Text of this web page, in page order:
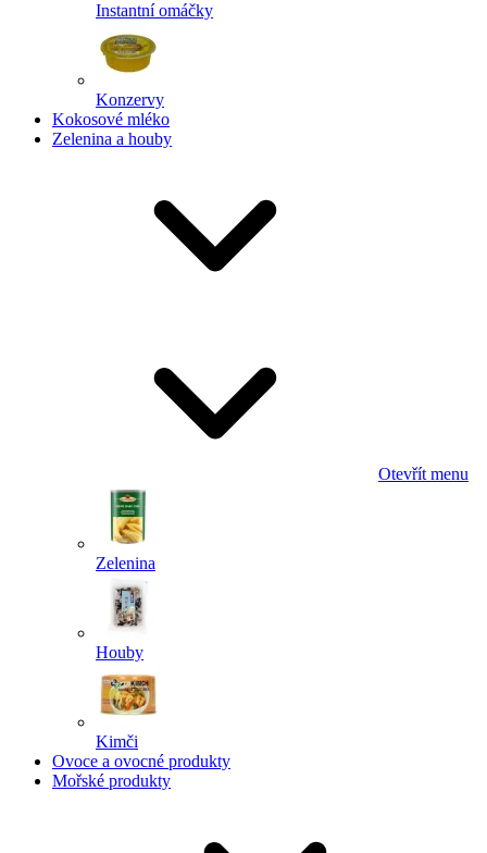
Instantní omáčky
Konzervy
Kokosové mléko
Zelenina a houby
Otevřít menu
Zelenina
Houby
Kimči
Ovoce a ovocné produkty
Mořské produkty